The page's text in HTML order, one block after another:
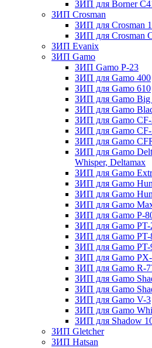
ЗИП для Borner
ЗИП Crosman
ЗИП для Crosman
ЗИП для Crosman
ЗИП Evanix
ЗИП Gamo
ЗИП Gamo P-23
ЗИП для Gamo 400
ЗИП для Gamo 610
ЗИП для Gamo Big
ЗИП для Gamo
ЗИП для Gamo
ЗИП для Gamo
ЗИП для Gamo
ЗИП для Gamo
Whisper, Deltamax
ЗИП для Gamo
ЗИП для Gamo
ЗИП для Gamo
ЗИП для Gamo
ЗИП для Gamo P-
ЗИП для Gamo PT-
ЗИП для Gamo PT-
ЗИП для Gamo PT-
ЗИП для Gamo
ЗИП для Gamo R-
ЗИП для Gamo
ЗИП для Gamo
ЗИП для Gamo V-3
ЗИП для Gamo
ЗИП для Shadow
ЗИП Gletcher
ЗИП Hatsan